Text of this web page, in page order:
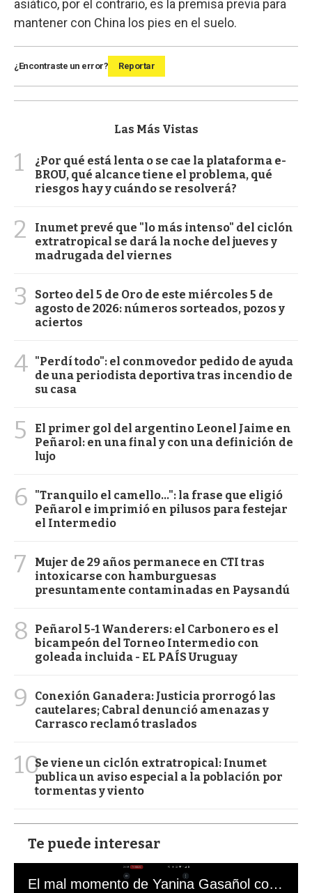
asiático, por el contrario, es la premisa previa para
mantener con China los pies en el suelo.
¿Encontraste un error? Reportar
Las Más Vistas
1
¿Por qué está lenta o se cae la plataforma e-
BROU, qué alcance tiene el problema, qué
riesgos hay y cuándo se resolverá?
2
Inumet prevé que "lo más intenso" del ciclón
extratropical se dará la noche del jueves y
madrugada del viernes
3
Sorteo del 5 de Oro de este miércoles 5 de
agosto de 2026: números sorteados, pozos y
aciertos
4 "Perdí todo": el conmovedor pedido de ayuda
de una periodista deportiva tras incendio de
su casa
5
El primer gol del argentino Leonel Jaime en
Peñarol: en una final y con una definición de
lujo
6
"Tranquilo el camello...": la frase que eligió
Peñarol e imprimió en pilusos para festejar
el Intermedio
7
Mujer de 29 años permanece en CTI tras
intoxicarse con hamburguesas
presuntamente contaminadas en Paysandú
8
Peñarol 5-1 Wanderers: el Carbonero es el
bicampeón del Torneo Intermedio con
goleada incluida - EL PAÍS Uruguay
9
Conexión Ganadera: Justicia prorrogó las
cautelares; Cabral denunció amenazas y
Carrasco reclamó traslados
10Se viene un ciclón extratropical: Inumet
publica un aviso especial a la población por
tormentas y viento
Te puede interesar
El mal momento de Yanina Gasañol con un hincha argentino en "Subrayado"